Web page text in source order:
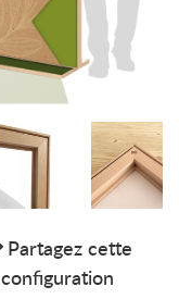
Partagez cette
configuration